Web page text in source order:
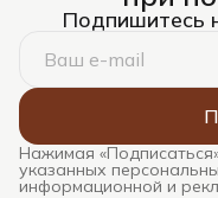
Подпишитесь
Нажимая
указанных
информационной и